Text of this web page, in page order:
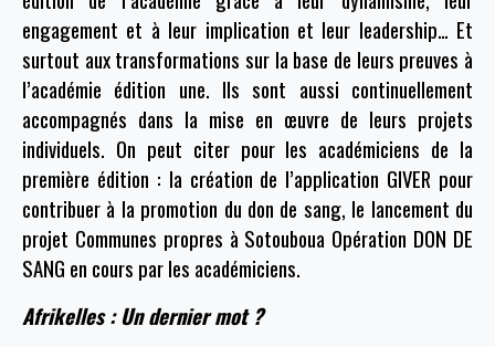
engagement et à leur implication et leur leadership… Et
surtout aux transformations sur la base de leurs preuves à
l’académie édition une. Ils sont aussi continuellement
accompagnés dans la mise en œuvre de leurs projets
individuels. On peut citer pour les académiciens de la
première édition : la création de l’application GIVER pour
contribuer à la promotion du don de sang, le lancement du
projet Communes propres à Sotouboua Opération DON DE
SANG en cours par les académiciens.
Afrikelles : Un dernier mot ?